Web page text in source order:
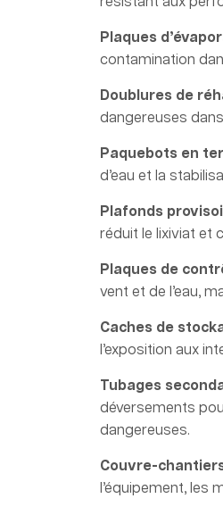
Plaques
contamination
Doublures de
dangereuses
Paquebots en
d’eau et la
Plafonds
réduit le lixiviat et
Plaques de
vent et de l’eau,
Caches de
l’exposition aux
Tubages
déversements
dangereuses.
Couvre-
l’équipement, les